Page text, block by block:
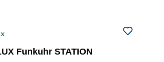
Funkuhr STATION